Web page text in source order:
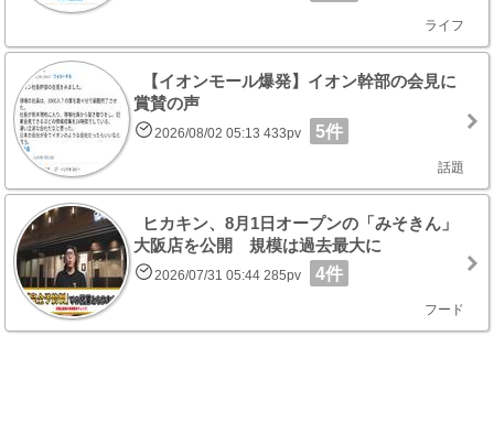
ライフ
【イオンモール爆発】イオン幹部の会見に
賞賛の声
2026/08/02 05:13 433pv 5件
話題
ヒカキン、8月1日オープンの「みそきん」
大阪店を公開 規模は過去最大に
2026/07/31 05:44 285pv 4件
フード